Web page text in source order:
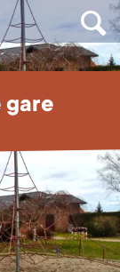
gare